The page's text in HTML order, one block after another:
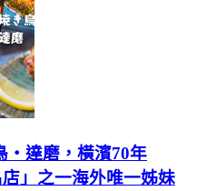
‧達磨，橫濱70年
」之一海外唯一姊妹